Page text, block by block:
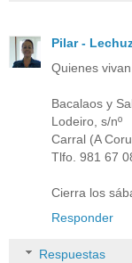
Pilar -
Quienes
Bacalaos y
Lodeiro, s/nº
Carral (A
Tlfo. 981 67
Cierra los
Responder
Respuestas